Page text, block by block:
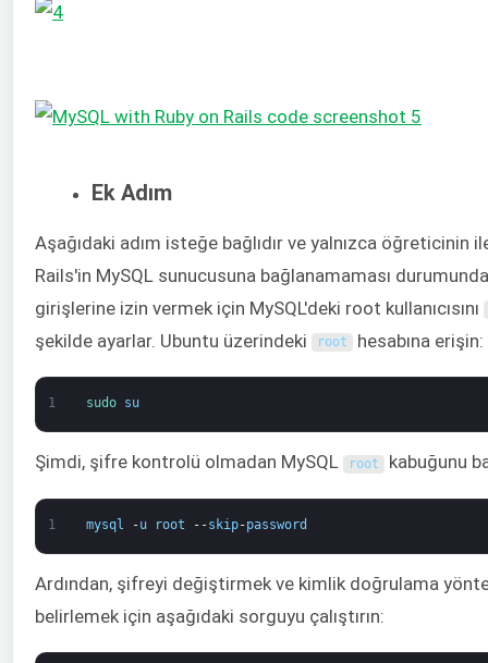
Ek Adım
Aşağıdaki adım isteğe bağlıdır ve yalnızca öğreticinin
Rails'in MySQL sunucusuna bağlanamaması
girişlerine izin vermek için MySQL'deki root kullanıcısını
şekilde ayarlar. Ubuntu üzerindeki
root hesabına erişin:
1 sudo su
Şimdi, şifre kontrolü olmadan MySQL root kabuğunu
1 mysql -u root --skip-password
Ardından, şifreyi değiştirmek ve kimlik doğrulama
belirlemek için aşağıdaki sorguyu çalıştırın: